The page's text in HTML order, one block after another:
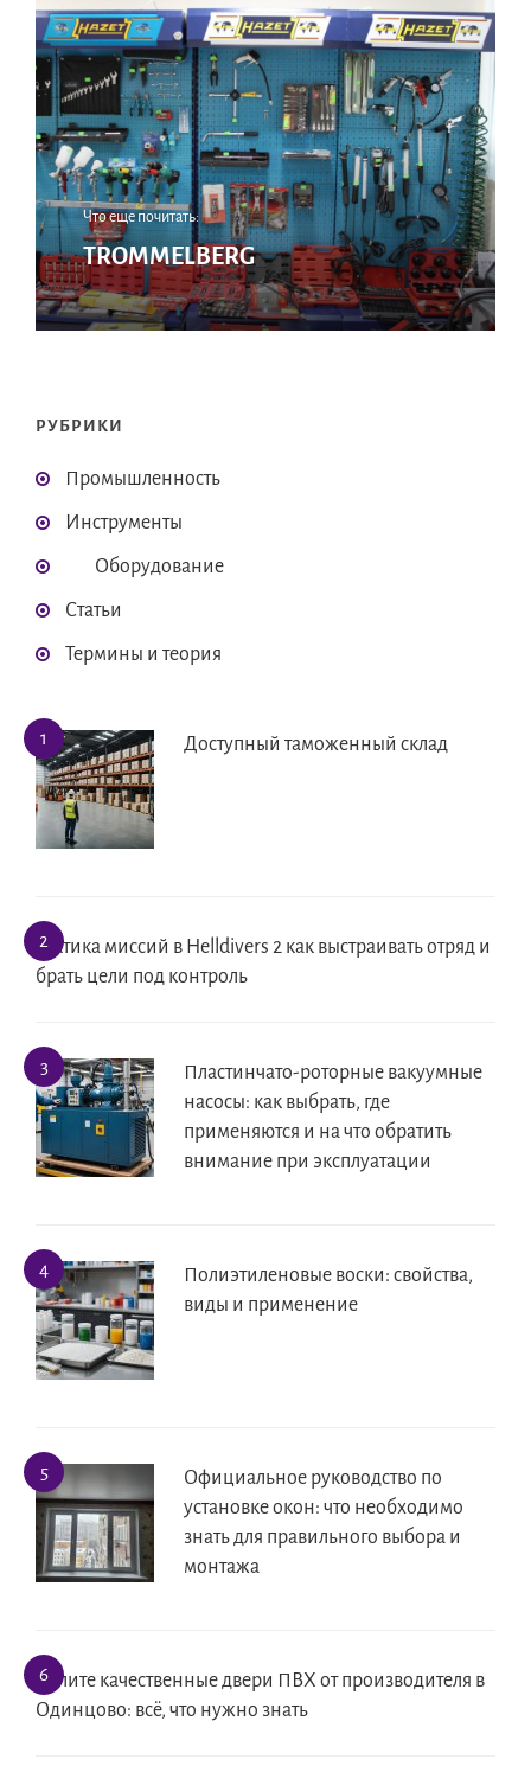
Что еще почитать:
TROMMELBERG
РУБРИКИ
Промышленность
Инструменты
Оборудование
Статьи
Термины и теория
Доступный таможенный склад
Тактика миссий в Helldivers 2 как выстраивать отряд и
брать цели под контроль
Пластинчато-роторные вакуумные
насосы: как выбрать, где
применяются и на что обратить
внимание при эксплуатации
Полиэтиленовые воски: свойства,
виды и применение
Официальное руководство по
установке окон: что необходимо
знать для правильного выбора и
монтажа
Купите качественные двери ПВХ от производителя в
Одинцово: всё, что нужно знать